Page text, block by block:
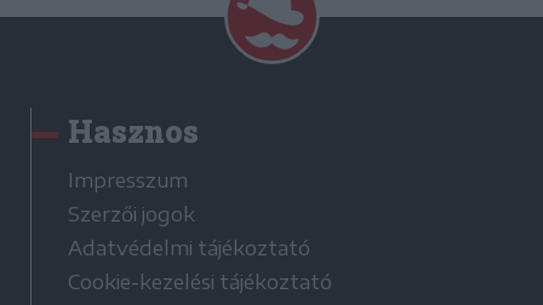
Hasznos
Impresszum
Szerzői jogok
Adatvédelmi tájékoztató
Cookie-kezelési tájékoztató